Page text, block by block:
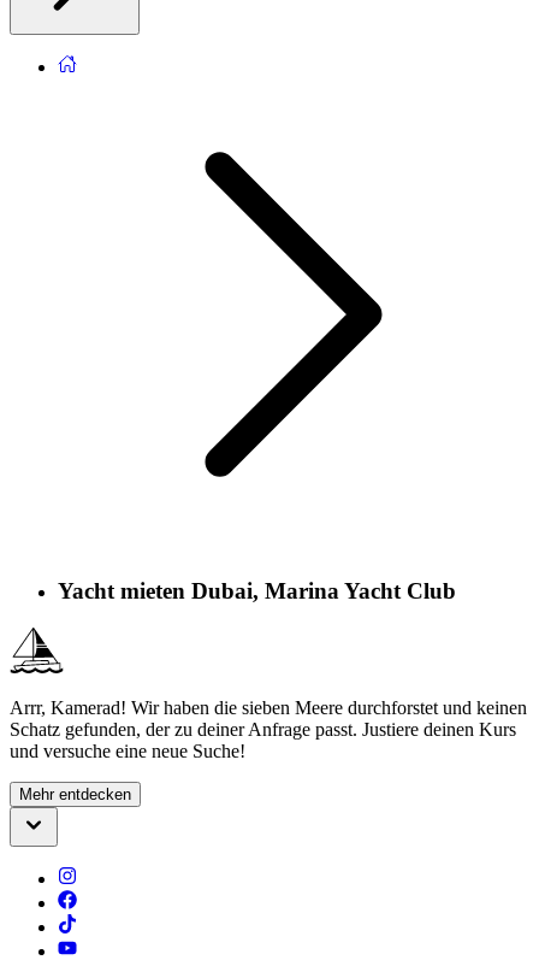
Yacht mieten Dubai, Marina Yacht Club
Arrr, Kamerad! Wir haben die sieben Meere durchforstet und keinen
Schatz gefunden, der zu deiner Anfrage passt. Justiere deinen Kurs
und versuche eine neue Suche!
Mehr entdecken